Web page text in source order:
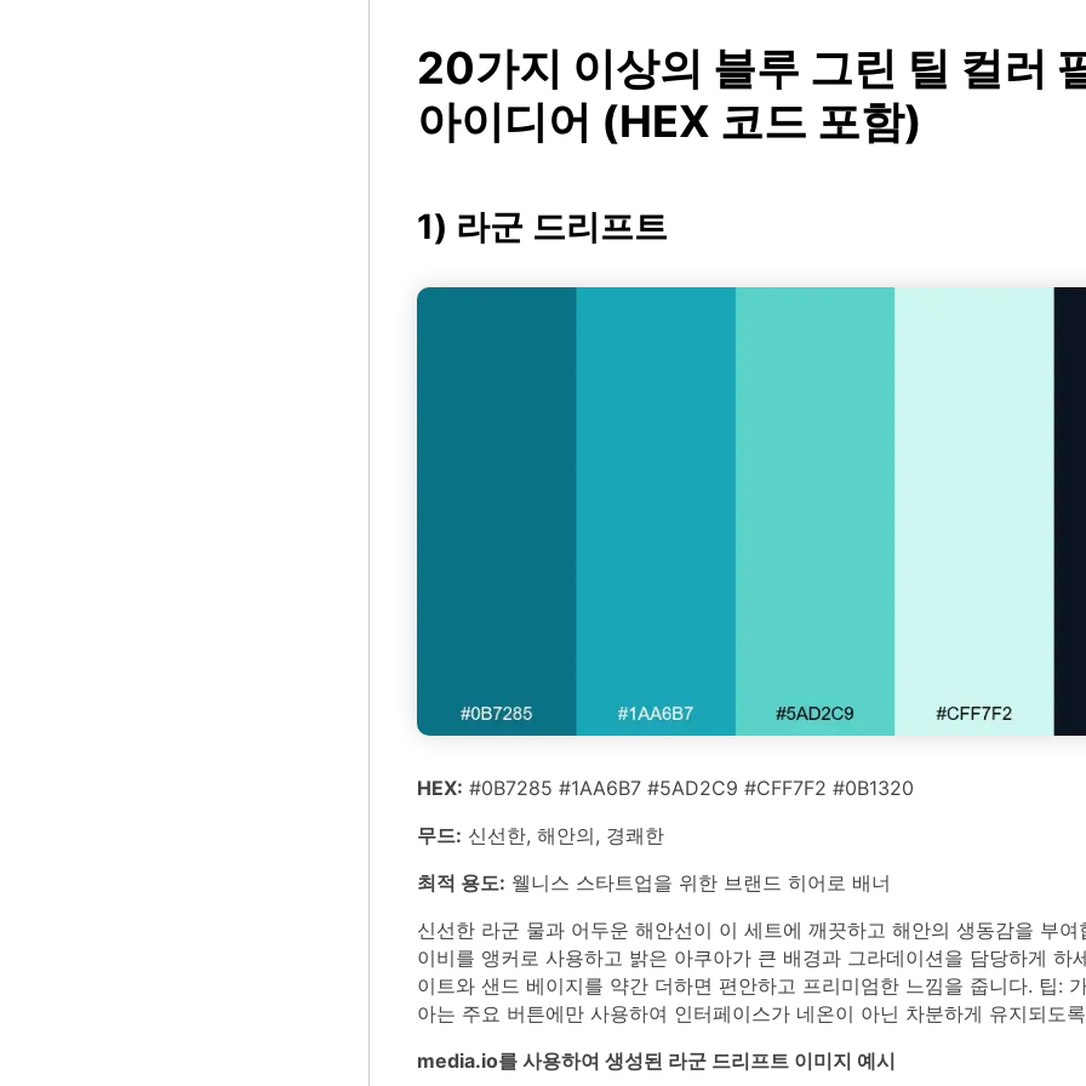
20가지 이상의 블루 그린 틸 컬러
아이디어 (HEX 코드 포함)
1) 라군 드리프트
HEX: #0B7285 #1AA6B7 #5AD2C9 #CFF7F2 #0B1320
무드: 신선한, 해안의, 경쾌한
최적 용도: 웰니스 스타트업을 위한 브랜드 히어로 배너
신선한 라군 물과 어두운 해안선이 이 세트에 깨끗하고 해안의 생동감을 부여
이비를 앵커로 사용하고 밝은 아쿠아가 큰 배경과 그라데이션을 담당하게 하
이트와 샌드 베이지를 약간 더하면 편안하고 프리미엄한 느낌을 줍니다. 팁:
아는 주요 버튼에만 사용하여 인터페이스가 네온이 아닌 차분하게 유지되도
media.io를 사용하여 생성된 라군 드리프트 이미지 예시